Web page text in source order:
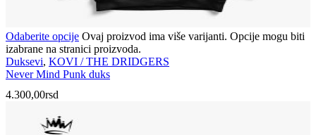
Odaberite opcije Ovaj proizvod ima više varijanti. Opcije mogu biti
izabrane na stranici proizvoda.
Duksevi, KOVI / THE DRIDGERS
Never Mind Punk duks
4.300,00rsd